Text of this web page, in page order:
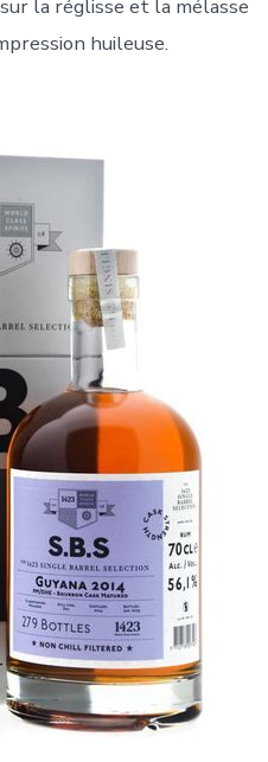
la réglisse et la mélasse
huileuse.